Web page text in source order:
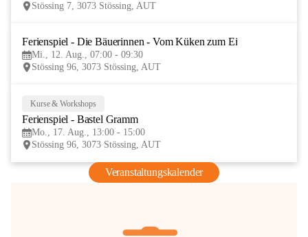
Stössing 7, 3073 Stössing, AUT
Ferienspiel - Die Bäuerinnen - Vom Küken zum Ei
Mi., 12. Aug., 07:00 - 09:30
Stössing 96, 3073 Stössing, AUT
Kurse & Workshops
Ferienspiel - Bastel Gramm
Mo., 17. Aug., 13:00 - 15:00
Stössing 96, 3073 Stössing, AUT
Veranstaltungskalender